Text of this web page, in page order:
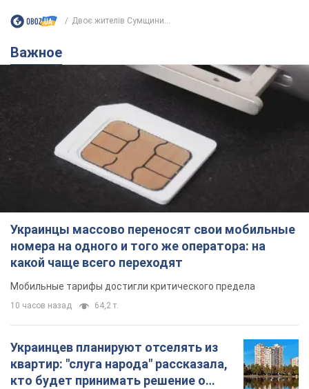
Двоє жителів Сумщини...
Важное
Украинцы массово переносят свои мобильные
номера на одного и того же оператора: на
какой чаще всего переходят
Мобильные тарифы достигли критического предела
10 часов назад 64,2 т.
Украинцев планируют отселять из
квартир: "слуга народа" рассказала,
кто будет принимать решение о